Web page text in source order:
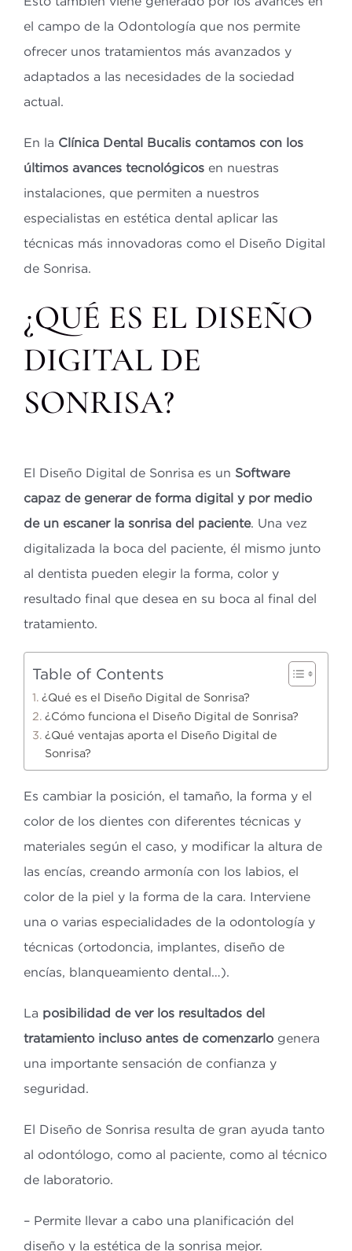
el campo de la Odontología que nos permite
ofrecer unos tratamientos más avanzados y
adaptados a las necesidades de la sociedad
actual.
En la Clínica Dental Bucalis contamos con los
últimos avances tecnológicosen nuestras
instalaciones, que permiten a nuestros
especialistas en estética dental aplicar las
técnicas más innovadoras como el Diseño Digital
de Sonrisa.
¿QUÉ ES EL DISEÑO
DIGITAL DE
SONRISA?
El Diseño Digital de Sonrisa es un Software
capaz de generar de forma digital y por medio
de un escaner la sonrisa del paciente. Una vez
digitalizada la boca del paciente, él mismo junto
al dentista pueden elegir la forma, color y
resultado final que desea en su boca al final del
tratamiento.
Table of Contents
¿Qué es el Diseño Digital de Sonrisa?
¿Cómo funciona el Diseño Digital de Sonrisa?
¿Qué ventajas aporta el Diseño Digital de
Sonrisa?
Es cambiar la posición, el tamaño, la forma y el
color de los dientes con diferentes técnicas y
materiales según el caso, y modificar la altura de
las encías, creando armonía con los labios, el
color de la piel y la forma de la cara. Interviene
una o varias especialidades de la odontología y
técnicas (ortodoncia, implantes, diseño de
encías, blanqueamiento dental…).
La posibilidad de ver los resultados del
tratamiento incluso antes de comenzarlogenera
una importante sensación de confianza y
seguridad.
El Diseño de Sonrisa resulta de gran ayuda tanto
al odontólogo, como al paciente, como al técnico
de laboratorio.
– Permite llevar a cabo una planificación del
diseño y la estética de la sonrisa mejor.